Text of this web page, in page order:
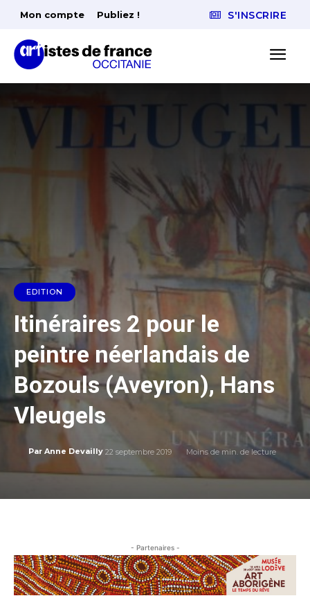
Mon compte Publiez ! S'INSCRIRE
EDITION
Itinéraires 2 pour le
peintre néerlandais de
Bozouls (Aveyron), Hans
Vleugels
Par Anne Devailly 22 septembre 2019 Moins de min. de lecture
- Partenaires -